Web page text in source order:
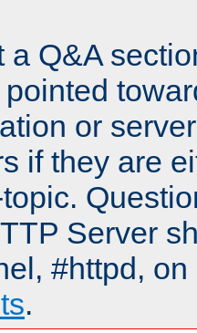
a Q&A
or
if they are
Server
#httpd,
.